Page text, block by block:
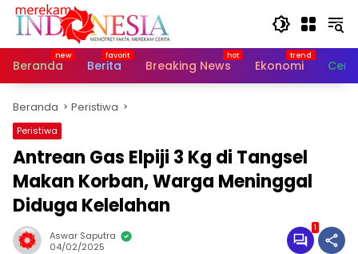
Langsung
Beranda
Berita Breaking News Ekonomi
Beranda Peristiwa
Peristiwa
Antrean Gas Elpiji 3 Kg di Tangsel
Makan Korban, Warga Meninggal
Diduga Kelelahan
Aswar Saputra
04/02/2025
1